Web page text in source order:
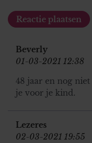
Beverly
01-03-2021 12:38
48 jaar en nog
je voor je kind.
Lezeres
02-03-2021 19:55